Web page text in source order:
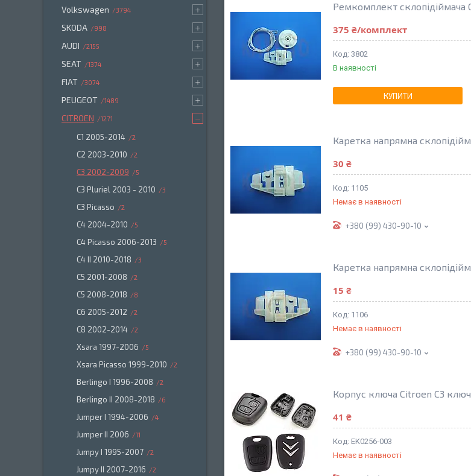
Ремкомплект склопідіймача
375 ₴/комплект
3802
В наявності
КУПИТИ
Каретка напрямна
30 ₴
1105
Немає в наявності
+380 (99) 430-90-10
Каретка напрямна
15 ₴
1106
Немає в наявності
+380 (99) 430-90-10
Корпус ключа Citroen C3
41 ₴
EK0256-003
Немає в наявності
Volkswagen 3794
SKODA 998
AUDI 2155
SEAT 1374
FIAT 3074
PEUGEOT 1489
CITROEN 1271
C1 2005-2014 2
С2 2003-2010 2
C3 2002-2009 5
C3 Pluriel 2003 - 2010 3
C3 Picasso 2
C4 2004-2010 5
C4 Picasso 2006-2013 5
C4 II 2010-2018 3
C5 2001-2008 2
C5 2008-2018 8
C6 2005-2012 2
C8 2002-2014 2
Xsara 1997-2006 5
Xsara Picasso 1999-2010 2
Berlingo I 1996-2008 2
Berlingo II 2008-2018 6
Jumper I 1994-2006 4
Jumper II 2006 11
Jumpy I 1995-2007 2
Jumpy II 2007-2016 2